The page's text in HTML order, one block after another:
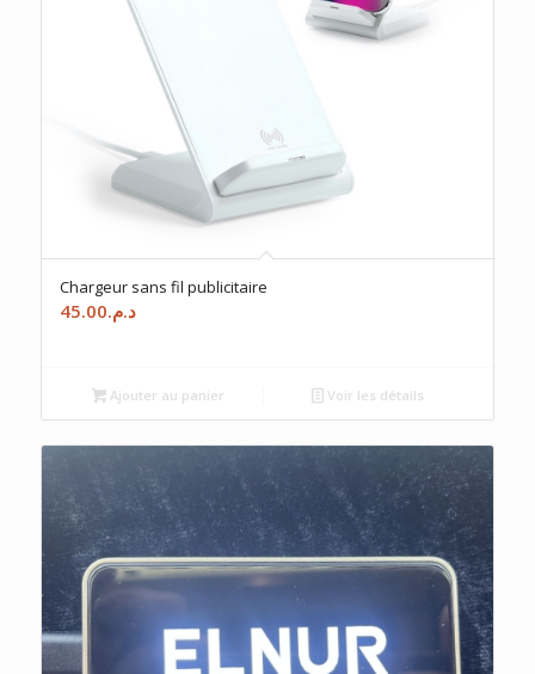
Chargeur sans fil publicitaire
د.م.45.00
Ajouter au panier Voir les détails